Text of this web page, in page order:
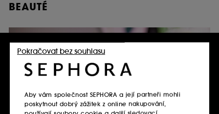
BEAUTÉ
Aby vám společnost SEPHORA a její partneři mohli
poskytnout dobrý zážitek z online nakupování,
Pokračovat bez souhlasu